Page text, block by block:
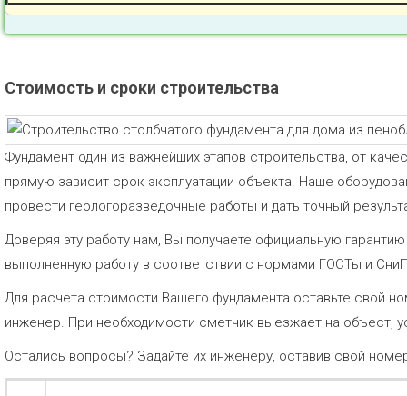
Стоимость и сроки строительства
Фундамент один из важнейших этапов строительства, от
прямую зависит срок эксплуатации объекта. Наше
провести геологоразведочные работы и дать точный
Доверяя эту работу нам, Вы получаете официальную
выполненную работу в соответствии с нормами ГОСТы и
Для расчета стоимости Вашего фундамента оставьте свой
инженер. При необходимости сметчик выезжает на объест,
Остались вопросы? Задайте их инженеру, оставив свой